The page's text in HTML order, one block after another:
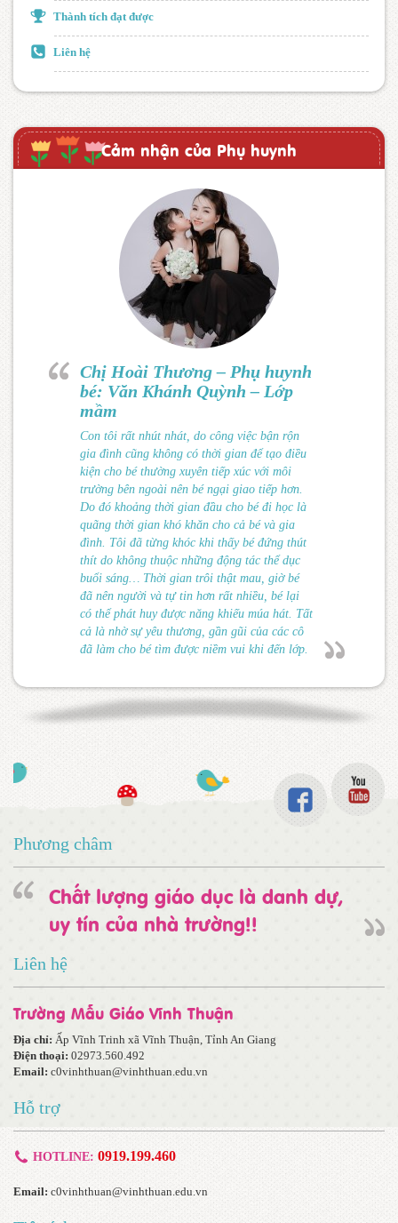
Thành tích đạt được
Liên hệ
Cảm nhận của Phụ huynh
Chị Hoài Thương – Phụ huynh
bé: Văn Khánh Quỳnh – Lớp
mầm
Con tôi rất nhút nhát, do công việc bận rộn
gia đình cũng không có thời gian để tạo điều
kiện cho bé thường xuyên tiếp xúc với môi
trường bên ngoài nên bé ngại giao tiếp hơn.
Do đó khoảng thời gian đầu cho bé đi học là
quãng thời gian khó khăn cho cả bé và gia
đình. Tôi đã từng khóc khi thấy bé đứng thút
thít do không thuộc những động tác thể dục
buổi sáng… Thời gian trôi thật mau, giờ bé
đã nên người và tự tin hơn rất nhiều, bé lại
có thể phát huy được năng khiếu múa hát. Tất
cả là nhờ sự yêu thương, gần gũi của các cô
đã làm cho bé tìm được niềm vui khi đến lớp.
Phương châm
Chất lượng giáo dục là danh dự,
uy tín của nhà trường!!
Liên hệ
Trường Mẫu Giáo Vĩnh Thuận
Địa chỉ: Ấp Vĩnh Trinh xã Vĩnh Thuận, Tỉnh An Giang
Điện thoại: 02973.560.492
Email: c0vinhthuan@vinhthuan.edu.vn
Hỗ trợ
HOTLINE: 0919.199.460
Email: c0vinhthuan@vinhthuan.edu.vn